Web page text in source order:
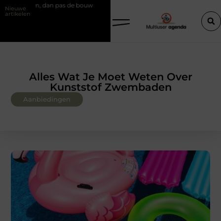
Nieuwe
artikelen
de bouw Slim kiezen voor wisselweer met een tussenjas
Alles Wat Je Moet Weten Over
Kunststof Zwembaden
Aanbiedingen